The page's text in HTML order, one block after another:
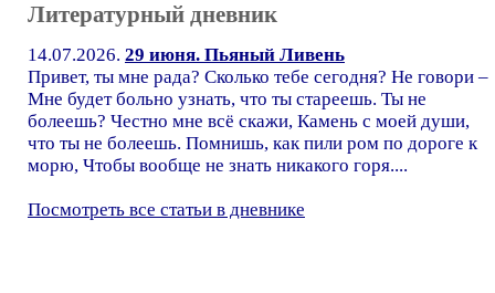
Литературный дневник
14.07.2026. 29 июня. Пьяный Ливень
Привет, ты мне рада? Сколько тебе сегодня? Не говори –
Мне будет больно узнать, что ты стареешь. Ты не
болеешь? Честно мне всё скажи, Камень с моей души,
что ты не болеешь. Помнишь, как пили ром по дороге к
морю, Чтобы вообще не знать никакого горя....
Посмотреть все статьи в дневнике